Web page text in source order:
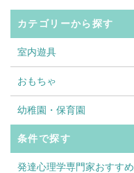
カテゴリーから探す
室内遊具
おもちゃ
幼稚園・保育園
条件で探す
発達心理学専門家おすすめ